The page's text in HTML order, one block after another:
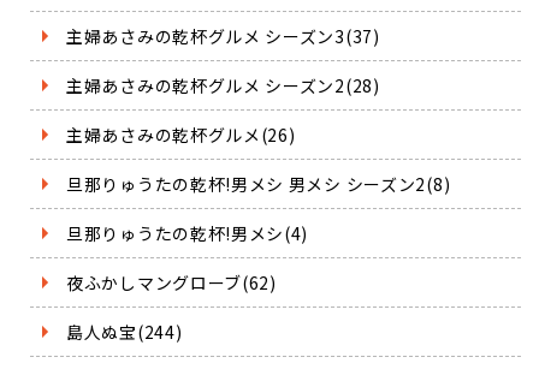
主婦あさみの乾杯グルメ シーズン3(37)
主婦あさみの乾杯グルメ シーズン2(28)
主婦あさみの乾杯グルメ(26)
旦那りゅうたの乾杯!男メシ 男メシ シーズン2(8)
旦那りゅうたの乾杯!男メシ(4)
夜ふかしマングローブ(62)
島人ぬ宝(244)